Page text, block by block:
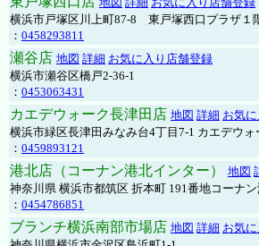
横浜市戸塚区川上町87-8 東戸塚西口プラザ１
： 0458293811
瀬谷店 地図 詳細 お気に入り店舗登録
横浜市瀬谷区橋戸2-36-1
： 0453063431
カエデウォーク長津田店 地図 詳細 お気
横浜市緑区長津田みなみ台4丁目7-1 カエデウ
： 0459893121
港北店（コーナン港北インター） 地図
神奈川県 横浜市都筑区 折本町 191番地コーナ
： 0454786851
ブランチ横浜南部市場店 地図 詳細 お気